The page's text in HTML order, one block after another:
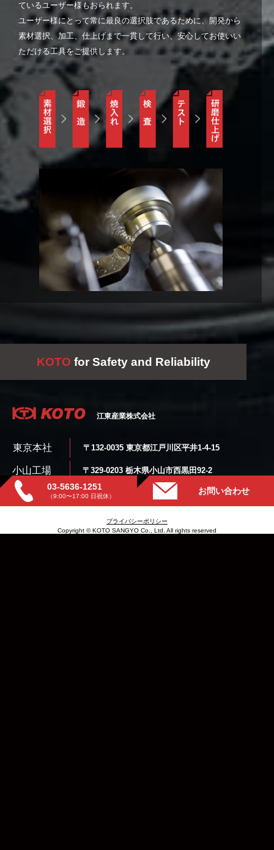
ているユーザー様もおられます。
ユーザー様にとって常に最良の選択肢であるために、開発から
素材選択、加工、仕上げまで一貫して行い、安心してお使いい
ただける工具をご提供します。
KOTO for Safety and Reliability
江東産業株式会社
東京本社 〒132-0035 東京都江戸川区平井1-4-15
小山工場 〒329-0203 栃木県小山市西黒田92-2
さいたま倉庫 〒339-0055 埼玉県さいたま市岩槻区東町1-9-28
03-5636-1251
（9:00〜17:00 日祝休）
お問い合わせ
プライバシーポリシー
Copyright © KOTO SANGYO Co., Ltd. All rights reserved